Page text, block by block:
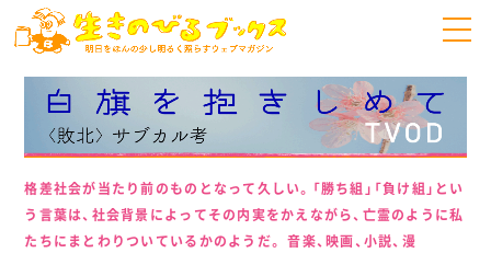
格差社会が当たり前のものとなって久しい。「勝ち組」「負け組」とい
う言葉は、社会背景によってその内実をかえながら、亡霊のように私
たちにまとわりついているかのようだ。 音楽、映画、小説、漫